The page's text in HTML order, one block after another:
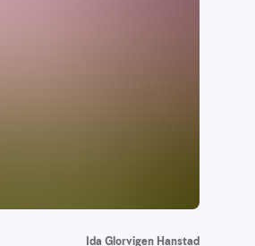
Ida Glorvigen Hanstad